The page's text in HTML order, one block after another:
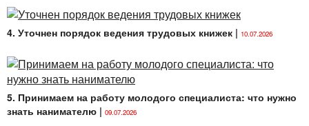
4. Уточнен порядок ведения трудовых книжек | 10.07.2026
5. Принимаем на работу молодого специалиста: что нужно
знать нанимателю | 09.07.2026